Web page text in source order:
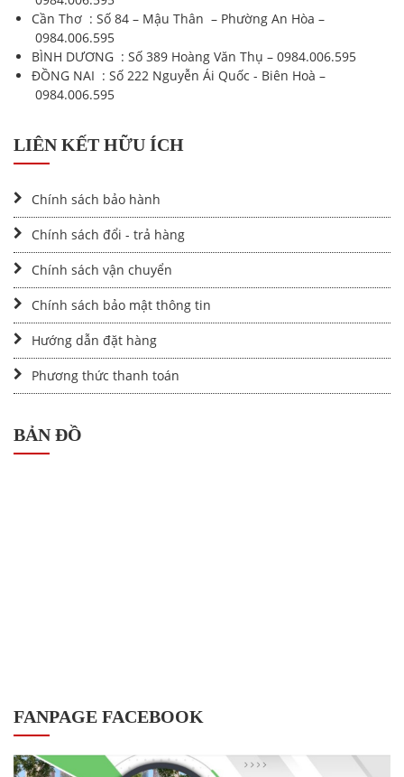
Cần Thơ : Số 84 – Mậu Thân – Phường An Hòa –
0984.006.595
BÌNH DƯƠNG : Số 389 Hoàng Văn Thụ – 0984.006.595
ĐỒNG NAI : Số 222 Nguyễn Ái Quốc - Biên Hoà –
0984.006.595
LIÊN KẾT HỮU ÍCH
Chính sách bảo hành
Chính sách đổi - trả hàng
Chính sách vận chuyển
Chính sách bảo mật thông tin
Hướng dẫn đặt hàng
Phương thức thanh toán
BẢN ĐỒ
FANPAGE FACEBOOK